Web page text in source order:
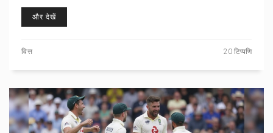
और देखें
वित्त 20 टिप्पणि